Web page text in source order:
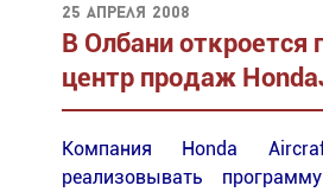
25 апреля 2008
В Олбани откроется
центр продаж
Компания Honda
реализовывать